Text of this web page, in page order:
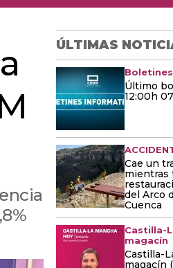
ÚLTIMAS
Último
12:00h
Cae un
mientras
del Arco
Cuenca
Castilla-
magacín
Castilla-
magacín